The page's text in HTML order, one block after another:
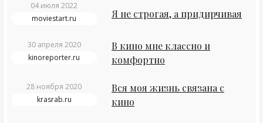
04 июля 2022
moviestart.ru
Я не строгая, а придирчивая
30 апреля 2020
kinoreporter.ru
В кино мне классно и
комфортно
28 ноября 2020
krasrab.ru
Вся моя жизнь связана с
кино